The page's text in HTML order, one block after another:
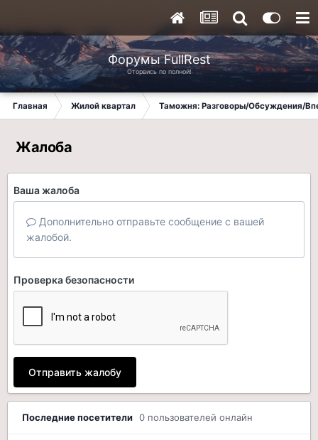
Форумы FullRest
Оторвись по полной!
Главная Жилой квартал Таможня: Разговоры/Обсуждения/
Жалоба
Ваша жалоба
Дополнительно отправьте сообщение с вашей
жалобой.
Проверка безопасности
Отправить жалобу
Последние посетители 0 пользователей онлайн